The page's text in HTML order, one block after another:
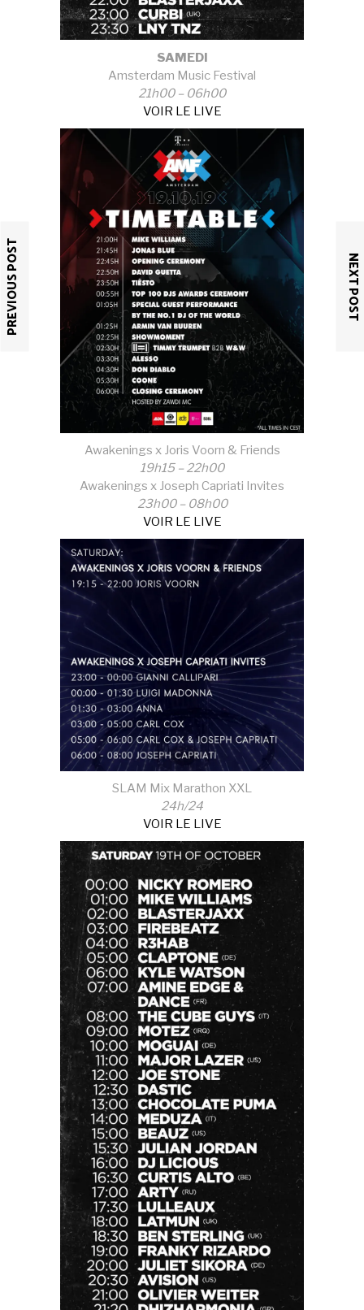
SAMEDI
Amsterdam Music Festival
21h00 – 06h00
VOIR LE LIVE
Awakenings x Joris Voorn & Friends
19h15 – 22h00
Awakenings x Joseph Capriati Invites
23h00 – 08h00
VOIR LE LIVE
SLAM Mix Marathon XXL
24h/24
VOIR LE LIVE
PREVIOUS POST NEXT POST